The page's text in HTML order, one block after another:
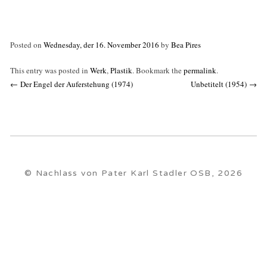
Posted on Wednesday, der 16. November 2016 by Bea Pires
This entry was posted in Werk, Plastik. Bookmark the permalink.
Post
← Der Engel der Auferstehung (1974) Unbetitelt (1954) →
© Nachlass von Pater Karl Stadler OSB, 2026